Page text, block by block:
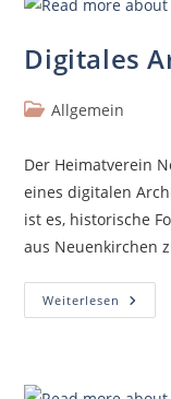
Digitales
Allgemein
Der Heimatverein
eines digitalen
ist es, historische
aus Neuenkirchen
Weiterlesen